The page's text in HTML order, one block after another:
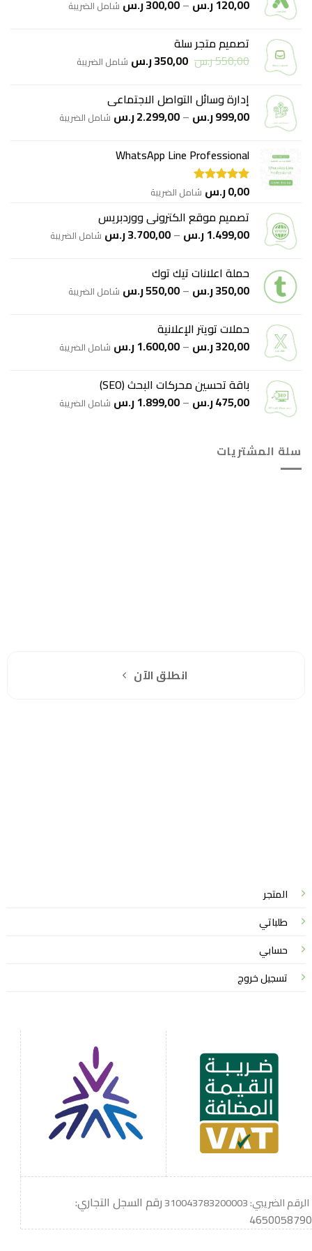
120,00ر.س –
300,00ر.س نطاق
خلال
شامل الضريبة
تصميم متجر سلة
550,00ر.س السعر
550,00 ر.س.
350,00ر.سالسعر
350,00 ر.س.
شامل الضريبة
إدارة وسائل التواصل الاجتماعي
999,00ر.س –
2.299,00ر.س نطاق
شامل الضريبة
WhatsApp Line Professional
تم التقييم
من 5 0,00ر.س شامل الضريبة
تصميم موقع الكتروني ووردبريس
1.499,00ر.س –
3.700,00ر.س نطاق
خلال
شامل الضريبة
حملة اعلانات تيك توك
350,00ر.س –
550,00ر.س نطاق
خلال
شامل الضريبة
حملات تويتر الإعلانية
320,00ر.س –
1.600,00ر.س نطاق
من
خلال
شامل الضريبة
باقة تحسين محركات البحث (SEO)
475,00ر.س –
1.899,00ر.س نطاق
شامل الضريبة
سلة المشتريات
انطلق الآن
المتجر
طلباتي
حسابي
تسجيل خروج
الرقم الضريبي: 310043783200003
رقم السجل التجاري:
4650058790